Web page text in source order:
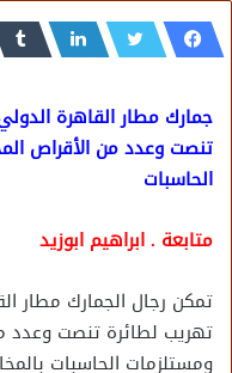
تنصت وعدد من الأقراص
الحاسبات
متابعة . ابراهيم ابوزيد
تهريب لطائرة تنصت وعدد
ومستلزمات الحاسبات